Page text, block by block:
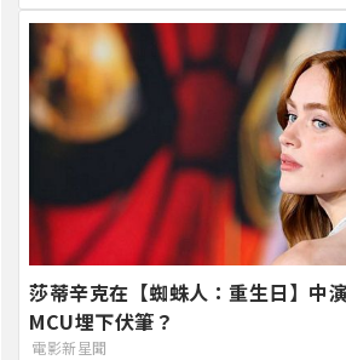
莎蒂辛克在【蜘蛛人：重生日】中
MCU埋下伏筆？
電影新星聞